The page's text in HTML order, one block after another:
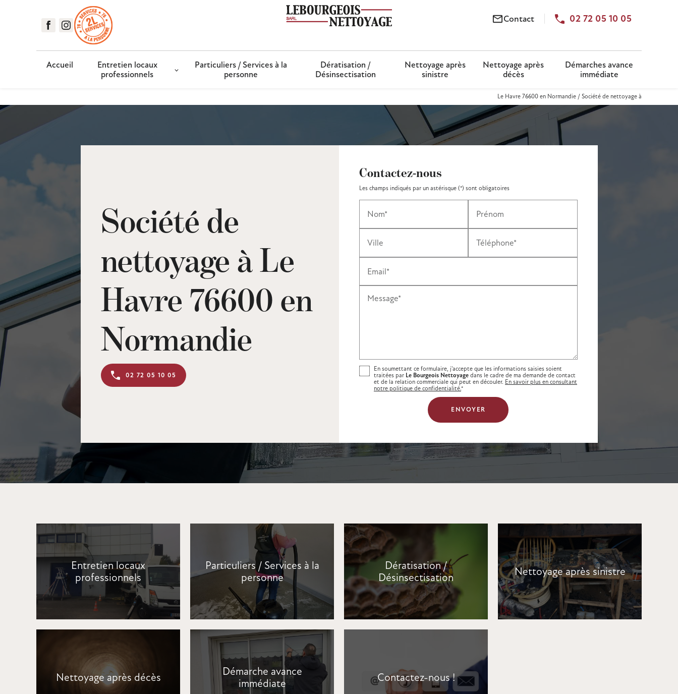
mail_outlineContact 02 72 05 10 05
Accueil
Entretien locaux
professionnels
Particuliers / Services à la
personne
Dératisation /
Désinsectisation
Nettoyage après
sinistre
Nettoyage après
décès
Démarches avance
immédiate
Le Havre 76600 en Normandie / Société de nettoyage à
Société de
nettoyage à Le
Havre 76600 en
Normandie
02 72 05 10 05
Contactez-nous
Les champs indiqués par un astérisque (*) sont obligatoires
Nom* Prénom
Ville Téléphone*
Email*
Message*
En soumettant ce formulaire, j'accepte que les informations saisies soient
traitées par Le Bourgeois Nettoyage dans le cadre de ma demande de contact
et de la relation commerciale qui peut en découler. En savoir plus en consultant
notre politique de confidentialité.*
Entretien locaux
professionnels
Particuliers / Services à la
personne
Dératisation /
Désinsectisation
Nettoyage après sinistre
Nettoyage après décès
Démarche avance
immédiate
Contactez-nous !
Panneau de gestion des cookies